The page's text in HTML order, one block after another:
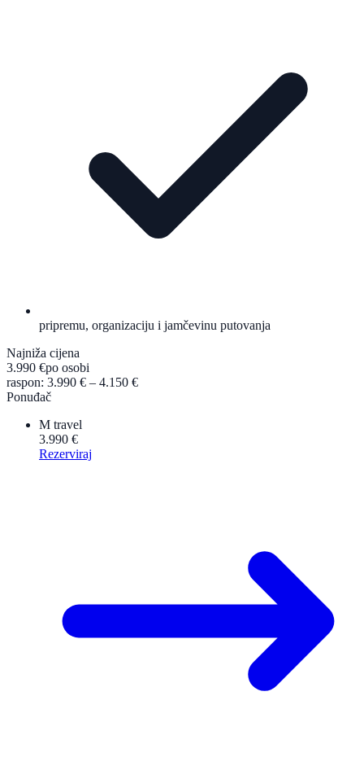
pripremu, organizaciju i jamčevinu putovanja
Najniža cijena
3.990 €po osobi
raspon: 3.990 € – 4.150 €
Ponuđač
M travel
3.990 €
Rezerviraj